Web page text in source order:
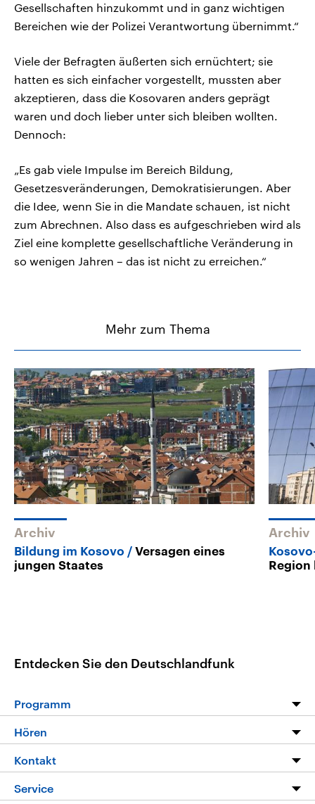
Gesellschaften hinzukommt und in ganz wichtigen
Bereichen wie der Polizei Verantwortung übernimmt.“
Viele der Befragten äußerten sich ernüchtert; sie
hatten es sich einfacher vorgestellt, mussten aber
akzeptieren, dass die Kosovaren anders geprägt
waren und doch lieber unter sich bleiben wollten.
Dennoch:
„Es gab viele Impulse im Bereich Bildung,
Gesetzesveränderungen, Demokratisierungen. Aber
die Idee, wenn Sie in die Mandate schauen, ist nicht
zum Abrechnen. Also dass es aufgeschrieben wird als
Ziel eine komplette gesellschaftliche Veränderung in
so wenigen Jahren – das ist nicht zu erreichen.“
Mehr zum Thema
Archiv
Bildung im Kosovo
Versagen eines
jungen Staates
Archiv
Entdecken Sie den Deutschlandfunk
Programm
Programm
Die Nachrichten
Nachrichtenleicht
Hören
Livestream
Podcasts
Kontakt
Hörerservice
Service